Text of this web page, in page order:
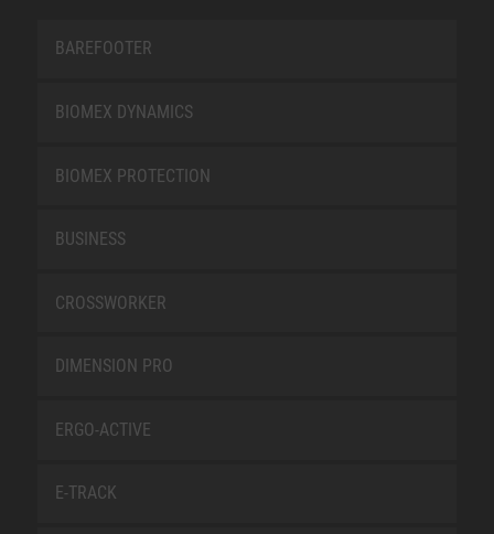
BAREFOOTER
BIOMEX DYNAMICS
BIOMEX PROTECTION
BUSINESS
CROSSWORKER
DIMENSION PRO
ERGO-ACTIVE
E-TRACK